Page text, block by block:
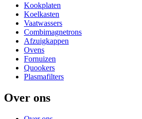
Kookplaten
Koelkasten
Vaatwassers
Combimagnetrons
Afzuigkappen
Ovens
Fornuizen
Quookers
Plasmafilters
Over ons